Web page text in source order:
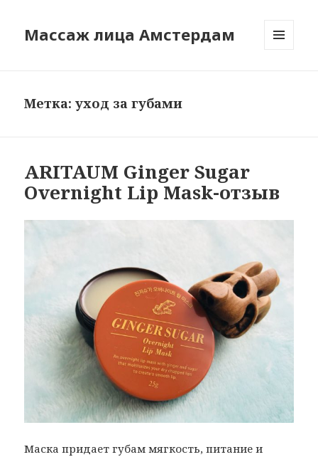
Массаж лица Амстердам
Метка:уход за губами
ARITAUM Ginger Sugar
Overnight Lip Mask-отзыв
Маска придает губам мягкость, питание и